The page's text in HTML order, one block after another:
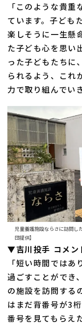
運営会社（別ウィンドウで
特定商取引法の表示
「このような貴
ています。子ども
楽しそうに一生懸
た子ども心を思い
った子どもたちに
られるよう、これ
力で取り組んでい
児童養護施設ならさに訪問し
団提供】
▼吉川投手 コメ
「短い時間では
過ごすことができ
の施設を訪問する
はまだ背番号が3
番号を見てもらえ